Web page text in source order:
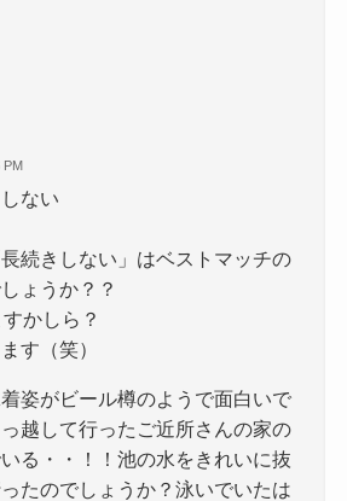
PM
ない
長続きしない」はベストマッチの
ょうか？？
かしら？
す（笑）
姿がビール樽のようで面白いで
越して行ったご近所さんの家の
る・・！！池の水をきれいに抜
たのでしょうか？泳いでいたは